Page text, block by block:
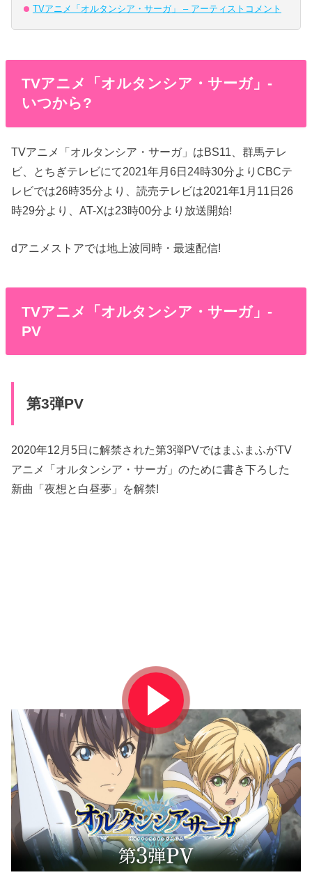
TVアニメ「オルタンシア・サーガ」 – アーティストコメント
TVアニメ「オルタンシア・サーガ」-
いつから?
TVアニメ「オルタンシア・サーガ」はBS11、群馬テレ
ビ、とちぎテレビにて2021年月6日24時30分よりCBCテ
レビでは26時35分より、読売テレビは2021年1月11日26
時29分より、AT-Xは23時00分より放送開始!
dアニメストアでは地上波同時・最速配信!
TVアニメ「オルタンシア・サーガ」-
PV
第3弾PV
2020年12月5日に解禁された第3弾PVではまふまふがTV
アニメ「オルタンシア・サーガ」のために書き下ろした
新曲「夜想と白昼夢」を解禁!